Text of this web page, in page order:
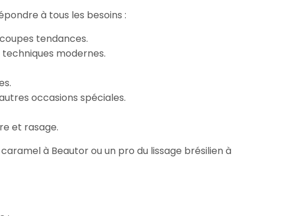
à tous les besoins :
tendances.
modernes.
occasions spéciales.
et rasage.
à Beautor ou un pro du lissage brésilien à